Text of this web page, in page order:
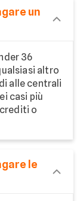
un
36
altro
alle centrali
casi più
o
le